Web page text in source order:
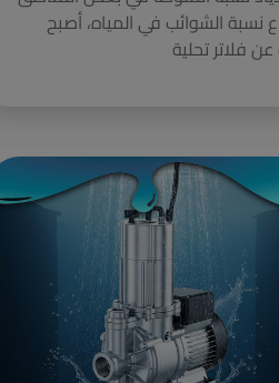
نسبة الشوائب في المياه، أصبح
فلاتر تحلية